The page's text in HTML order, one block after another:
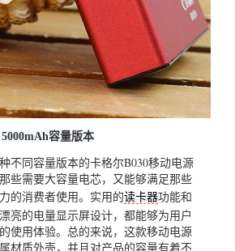
5000mAh容量版本
不同容量版本的卡格尔B030移动电源
些需要大容量电芯，又能够满足那些
的消费者使用。实用的读卡器功能和
亮的电量显示屏设计，都能够为用户
使用体验。总的来说，这款移动电源
材质外壳，并且对产品的容量有着不